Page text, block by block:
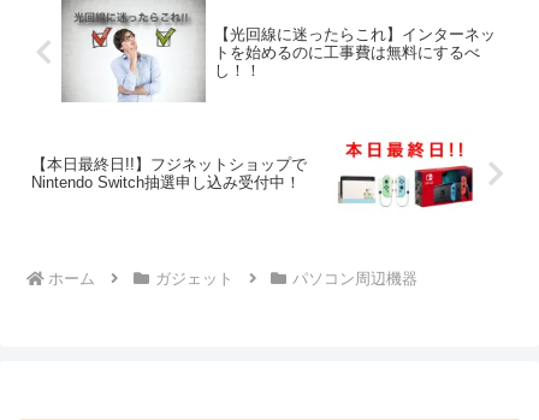
【光回線に迷ったらこれ】インターネッ
トを始めるのに工事費は無料にするべ
し！！
【本日最終日!!】フジネットショップで
Nintendo Switch抽選申し込み受付中！
ホーム ガジェット パソコン周辺機器